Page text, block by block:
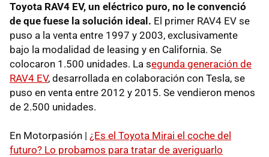
Toyota RAV4 EV, un eléctrico puro, no le convenció
de que fuese la solución ideal. El primer RAV4 EV se
puso a la venta entre 1997 y 2003, exclusivamente
bajo la modalidad de leasing y en California. Se
colocaron 1.500 unidades. La segunda generación de
RAV4 EV, desarrollada en colaboración con Tesla, se
puso en venta entre 2012 y 2015. Se vendieron menos
de 2.500 unidades.
En Motorpasión | ¿Es el Toyota Mirai el coche del
futuro? Lo probamos para tratar de averiguarlo